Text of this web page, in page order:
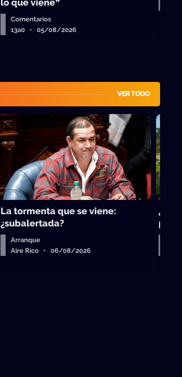
lo que viene❞
Comentarios
13a0 • 05/08/2026
VER TODO
La tormenta que se viene:
¿subalertada?
Arranque
Aire Rico • 06/08/2026
para